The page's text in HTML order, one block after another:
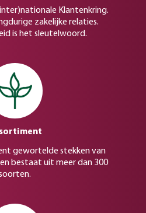
Klantenkring.
zakelijke relaties.
is het sleutelwoord.
gewortelde stekken van
bestaat uit meer dan 300